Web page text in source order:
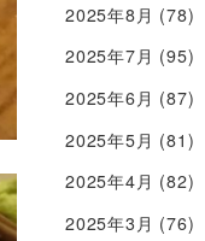
2025年8月 (78)
2025年7月 (95)
2025年6月 (87)
2025年5月 (81)
2025年4月 (82)
2025年3月 (76)